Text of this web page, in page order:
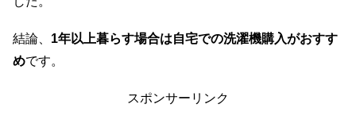
結論、 1年以上暮らす場合は自宅での洗濯機購入がおすす
めです。
スポンサーリンク